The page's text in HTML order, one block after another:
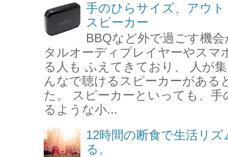
手のひらサイズ、アウ
スピーカー
BBQなど外で過ごす機
タルオーディプレイヤーやスマ
る人も ふえてきており、 人が
んなで聴けるスピーカーがある
た。 スピーカーといっても、
るような小...
12時間の断食で生活リ
る。